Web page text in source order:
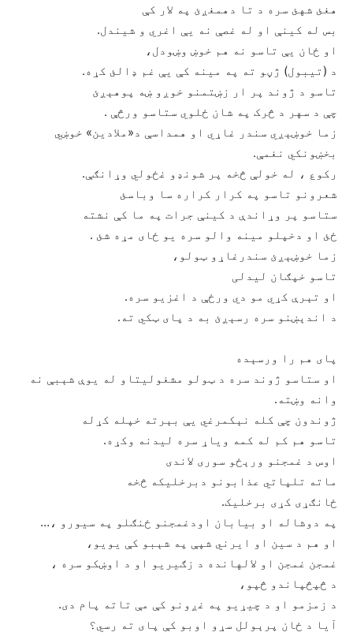
هغئ شهئ سره د تا دهمغږئ په لار کې
بس له کینې او له غصې نه یې اغري و شیندل.
او ځان یې تاسو نه هم خوښ وښودل،
د (تیبول) ژڼو ته په مینه کې یې غم ډالئ کړه.
تاسو د ژوند پر ار زښتمنو خوږو ښه پوهېږئ
چې د سهر د څرک په شان ځلوي ستاسو ورڅې .
زما خوښېږي سندر غاړي او همداسې د«ملادین» خوښي
بخښونکي نغمې.
رکوع ، له خولې څخه پر شونډو غځولي وړانګې.
شعرونو تاسو په کرار کراره سا وباسئ
ستاسو پر وړاندې د کینې جرات په ما کې نشته
ځئ او دخپلو مینه والو سره یو ځای مړه شئ .
زما خوښېږئ سندرغاړو ټولو،
تاسو خپګان لیدلی
او تېرې کړي مو دي ورځې د اغزیو سره.
د اندېښنو سره رسېږئ به د پای ټکي ته.
پای هم را ورسېده
او ستاسو ژوند سره د ټولو مشغولیتاو له یوې شېبې نه
وانه وښته.
ژوندون چې کله نېکمرغي یې بېرته خپله کړله
تاسو هم کم له کمه ویاړ سره ليدنه وکړه.
اوس د غمجنو ورېځو سوری لاندی
ماته تلپاتي عذابونو دبرخلیکه څخه
ځانګړی کړی برخلیک.
په دوشاله او بیابان اودغمجنو ځنګلو په سیورو ،…
او هم د سین او ایرني شپې په شېبو کې یویو،
غمجن غمجن او لالهانده د زګیریو او د اوښکو سره ،
د څپڅپاندو څپو،
د زمزمو او د چيړیو په غږونو کې مې تاته پام دی.
آیا د ځان پرېولل سړو اوبو کې پای ته رسي؟